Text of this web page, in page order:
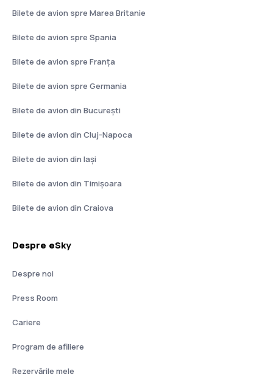
Bilete de avion spre Marea Britanie
Bilete de avion spre Spania
Bilete de avion spre Franţa
Bilete de avion spre Germania
Bilete de avion din București
Bilete de avion din Cluj-Napoca
Bilete de avion din Iași
Bilete de avion din Timișoara
Bilete de avion din Craiova
Despre eSky
Despre noi
Press Room
Cariere
Program de afiliere
Rezervările mele